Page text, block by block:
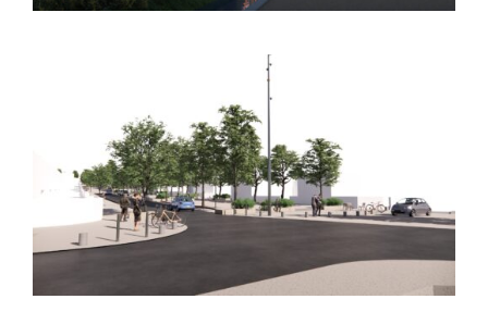
BALMA (31) – Espaces publics – Ligne C